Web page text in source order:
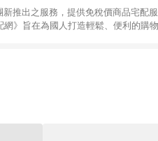
推出之服務，提供免稅價商品宅配
》旨在為國人打造輕鬆、便利的購